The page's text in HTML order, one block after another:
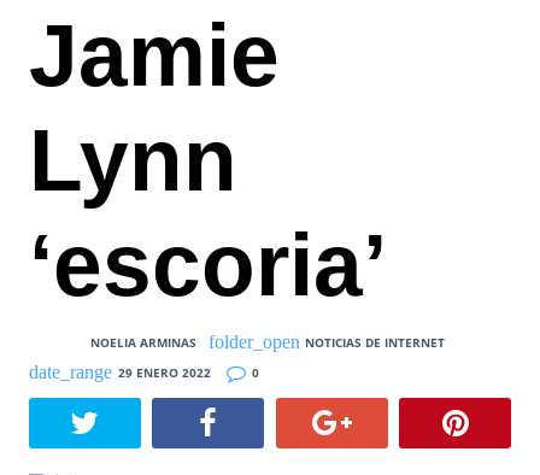
Jamie
Lynn
‘escoria’
NOELIA ARMINAS
NOTICIAS DE INTERNET
29 ENERO 2022
0